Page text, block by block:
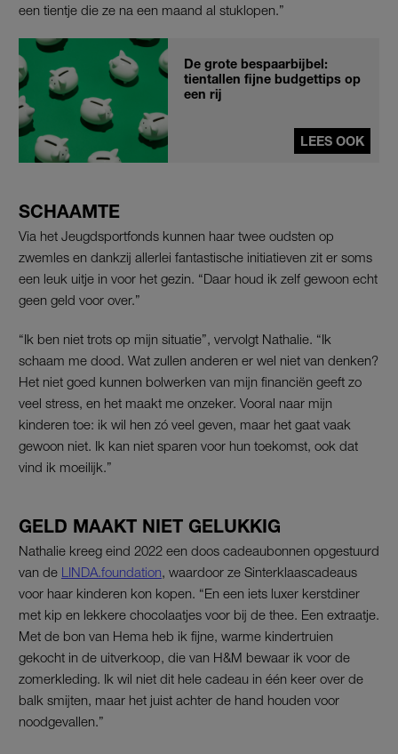
een tientje die ze na een maand al stuklopen.”
De grote bespaarbijbel:
tientallen fijne budgettips op
een rij
LEES OOK
SCHAAMTE
Via het Jeugdsportfonds kunnen haar twee oudsten op
zwemles en dankzij allerlei fantastische initiatieven zit er soms
een leuk uitje in voor het gezin. “Daar houd ik zelf gewoon echt
geen geld voor over.”
“Ik ben niet trots op mijn situatie”, vervolgt Nathalie. “Ik
schaam me dood. Wat zullen anderen er wel niet van denken?
Het niet goed kunnen bolwerken van mijn financiën geeft zo
veel stress, en het maakt me onzeker. Vooral naar mijn
kinderen toe: ik wil hen zó veel geven, maar het gaat vaak
gewoon niet. Ik kan niet sparen voor hun toekomst, ook dat
vind ik moeilijk.”
GELD MAAKT NIET GELUKKIG
Nathalie kreeg eind 2022 een doos cadeaubonnen opgestuurd
van de LINDA.foundation , waardoor ze Sinterklaascadeaus
voor haar kinderen kon kopen. “En een iets luxer kerstdiner
met kip en lekkere chocolaatjes voor bij de thee. Een extraatje.
Met de bon van Hema heb ik fijne, warme kindertruien
gekocht in de uitverkoop, die van H&M bewaar ik voor de
zomerkleding. Ik wil niet dit hele cadeau in één keer over de
balk smijten, maar het juist achter de hand houden voor
noodgevallen.”